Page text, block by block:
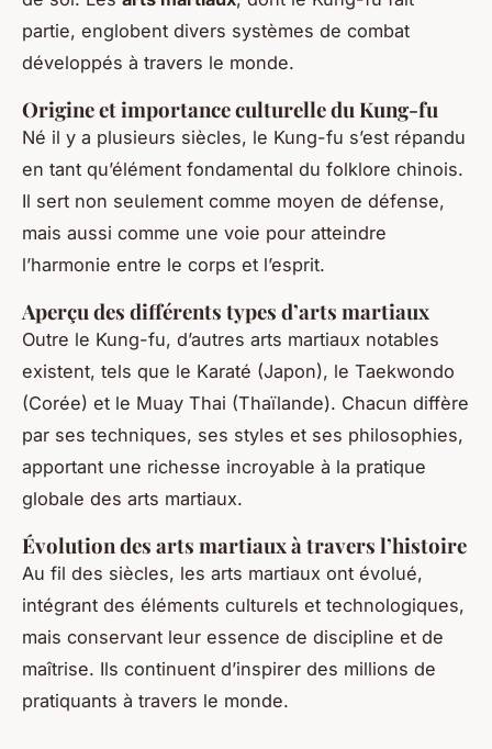
partie, englobent divers systèmes de combat
développés à travers le monde.
Origine et importance culturelle du Kung-fu
Né il y a plusieurs siècles, le Kung-fu s’est répandu
en tant qu’élément fondamental du folklore chinois.
Il sert non seulement comme moyen de défense,
mais aussi comme une voie pour atteindre
l’harmonie entre le corps et l’esprit.
Aperçu des différents types d’arts martiaux
Outre le Kung-fu, d’autres arts martiaux notables
existent, tels que le Karaté (Japon), le Taekwondo
(Corée) et le Muay Thai (Thaïlande). Chacun diffère
par ses techniques, ses styles et ses philosophies,
apportant une richesse incroyable à la pratique
globale des arts martiaux.
Évolution des arts martiaux à travers l’histoire
Au fil des siècles, les arts martiaux ont évolué,
intégrant des éléments culturels et technologiques,
mais conservant leur essence de discipline et de
maîtrise. Ils continuent d’inspirer des millions de
pratiquants à travers le monde.